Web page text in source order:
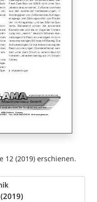
12 (2019) erschienen.